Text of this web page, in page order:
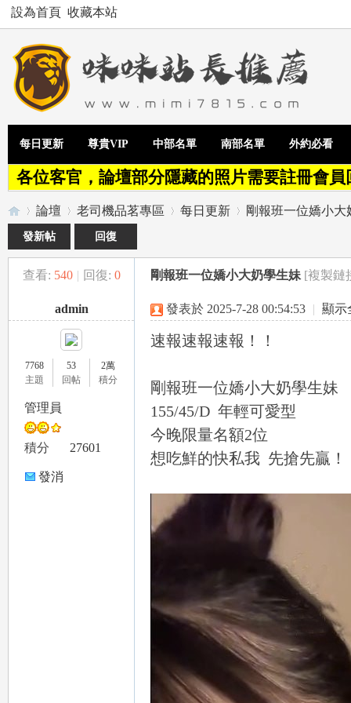
設為首頁 收藏本站
每日更新 尊貴VIP 中部名單 南部名單 外約必看
各位客官，論壇部分隱藏的照片需要註冊會
»
論壇
›
老司機品茗專區
›
每日更新
›
剛報班一位嬌小大
發新帖 回復
查看: 540 | 回復: 0 剛報班一位嬌小大奶學生妹 [複製鏈
admin
7768
主題
53
回帖
2萬
積分
管理員
積分 27601
發消
發表於 2025-7-28 00:54:53 | 顯示
速報速報速報！！
剛報班一位嬌小大奶學生妹
155/45/D 年輕可愛型
今晚限量名額2位
想吃鮮的快私我 先搶先贏！